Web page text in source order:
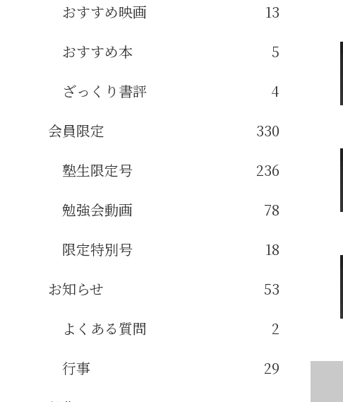
おすすめ映画
13
おすすめ本
5
ざっくり書評
4
会員限定
330
塾生限定号
236
勉強会動画
78
限定特別号
18
お知らせ
53
よくある質問
2
行事
29